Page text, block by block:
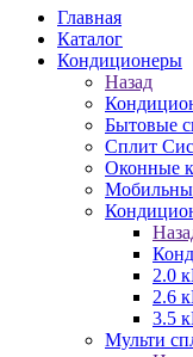
Главная
Каталог
Кондиционеры
Назад
Бытовые
Сплит
Оконные
2.0
2.6
3.5
Мульти